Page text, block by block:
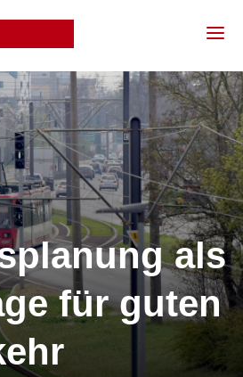
als
für guten